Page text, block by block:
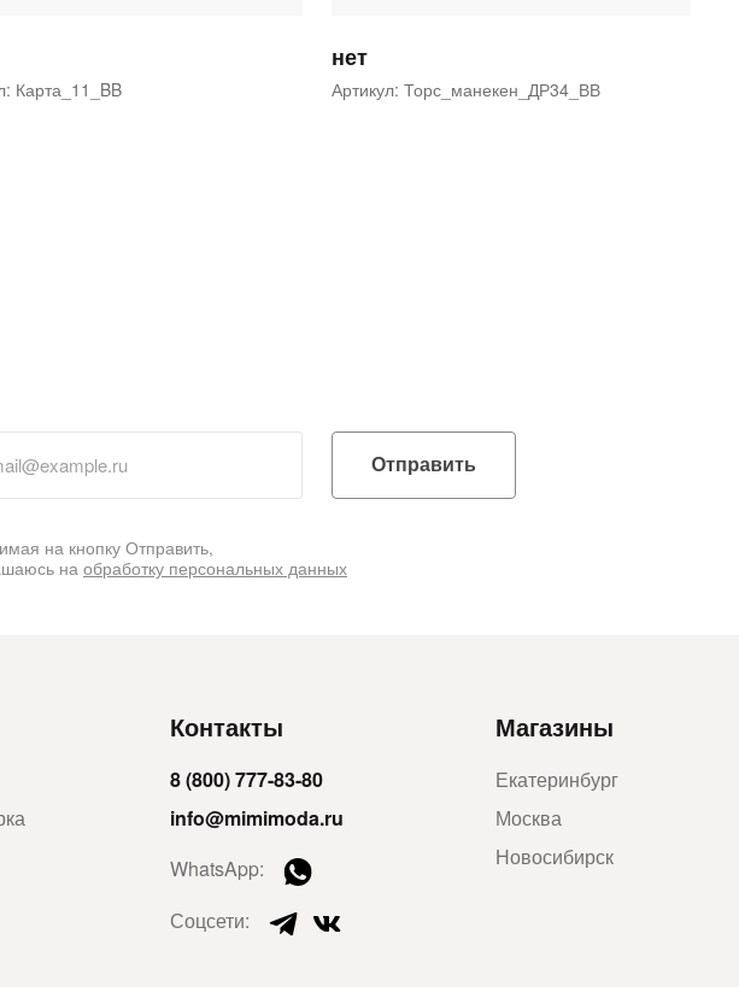
Карта_11_BB
нет
Артикул: Торс_манекен_ДР34_ВВ
Отправить
на кнопку Отправить,
на обработку персональных данных
Контакты
8 (800) 777-83-80
info@mimimoda.ru
WhatsApp:
Соцсети:
Магазины
Екатеринбург
Москва
Новосибирск